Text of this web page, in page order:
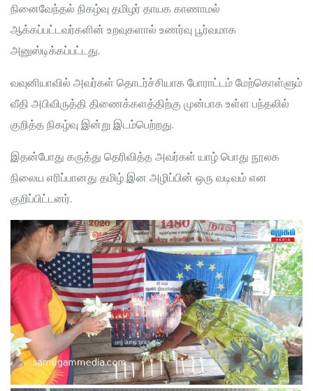
நினைவேந்தல் நிகழ்வு தமிழர் தாயக காணாமல்
ஆக்கப்பட்டவர்களின் உறவுகளால் உணர்வு பூர்வமாக
அனுஸ்டிக்கப்பட்டது.
வவுனியாவில் அவர்கள் தொடர்ச்சியாக போராட்டம் மேற்கொள்ளும்
வீதி அபிவிருத்தி திணைக்களத்திற்கு முன்பாக உள்ள பந்தலில்
குறித்த நிகழ்வு இன்று இடம்பெற்றது.
இதன்போது கருத்து தெரிவித்த அவர்கள் யாழ் பொது நூலக
நிலைய எரிப்பானது தமிழ் இன அழிப்பின் ஒரு வடிவம் என
குறிப்பிட்டனர்.